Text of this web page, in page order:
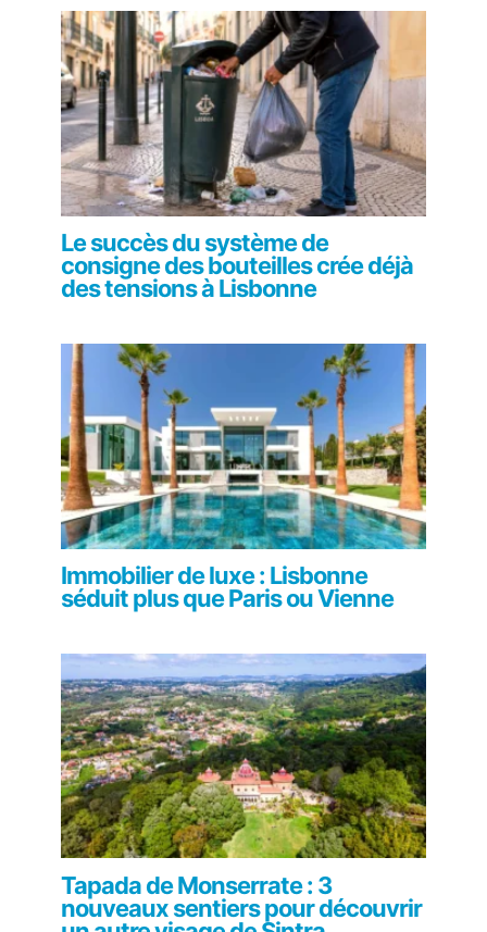
Le succès du système de
consigne des bouteilles crée déjà
des tensions à Lisbonne
Immobilier de luxe : Lisbonne
séduit plus que Paris ou Vienne
Tapada de Monserrate : 3
nouveaux sentiers pour découvrir